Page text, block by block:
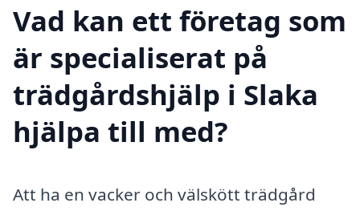
Vad kan ett företag som
är specialiserat på
trädgårdshjälp i Slaka
hjälpa till med?
Att ha en vacker och välskött trädgård